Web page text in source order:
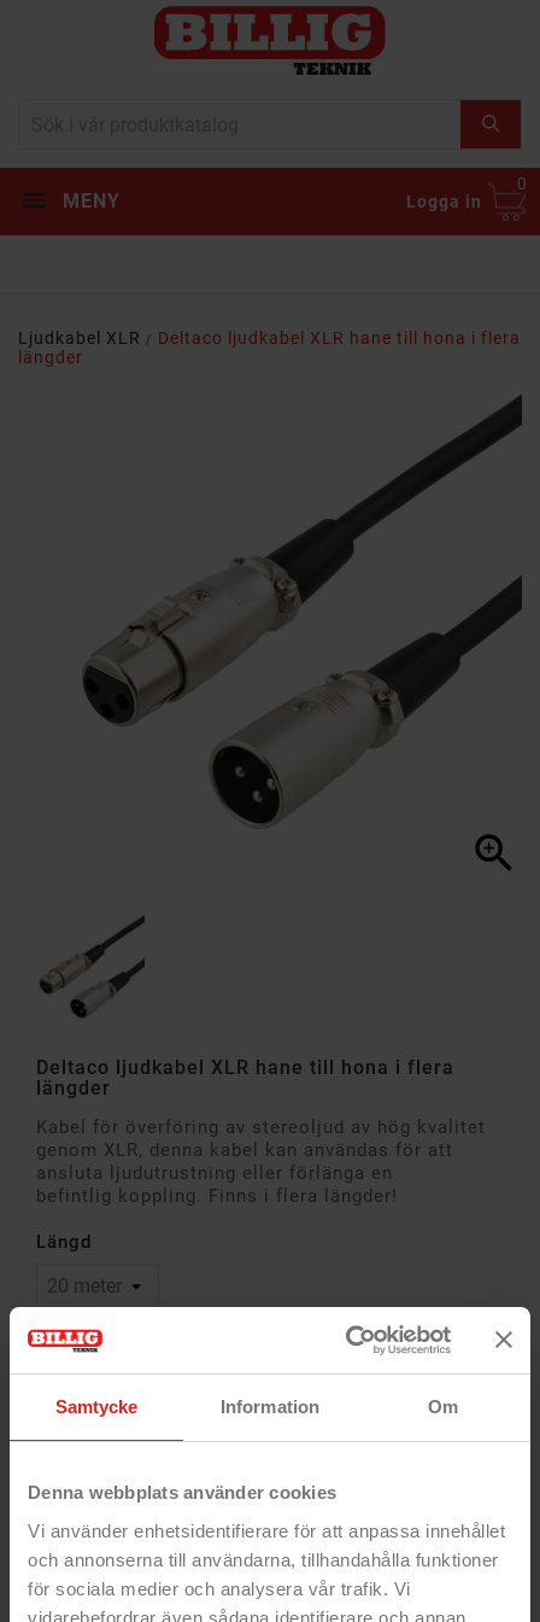
Samtycke Information Om
Denna webbplats använder cookies
Vi använder enhetsidentifierare för att anpassa innehållet
och annonserna till användarna, tillhandahålla funktioner
för sociala medier och analysera vår trafik. Vi
vidarebefordrar även sådana identifierare och annan
MENY Logga in
0
Ljudkabel XLR
Deltaco ljudkabel XLR hane till hona i flera
längder

Deltaco ljudkabel XLR hane till hona i flera
längder
Kabel för överföring av stereoljud av hög kvalitet
genom XLR, denna kabel kan användas för att
ansluta ljudutrustning eller förlänga en
befintlig koppling. Finns i flera längder!
Längd
Alltid
Snabb